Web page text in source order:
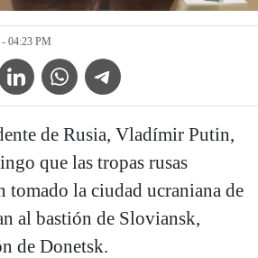
04:23 PM
Icon Icon
WhatsApp IconTelegram Icon
de Rusia, Vladímir Putin,
que las tropas rusas
tomado la ciudad ucraniana de
al bastión de Sloviansk,
de Donetsk.